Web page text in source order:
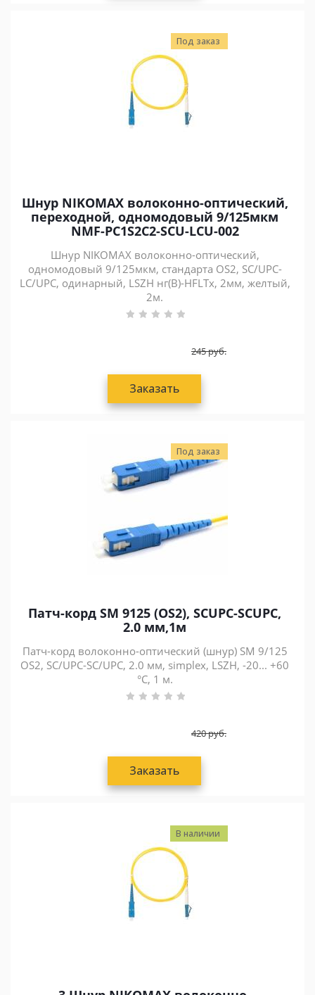
Под заказ
Шнур NIKOMAX волоконно-оптический,
переходной, одномодовый 9/125мкм
NMF-PC1S2C2-SCU-LCU-002
Шнур NIKOMAX волоконно-оптический,
одномодовый 9/125мкм, стандарта OS2, SC/UPC-
LC/UPC, одинарный, LSZH нг(В)-HFLTx, 2мм, желтый,
2м.
245руб.
Заказать
Под заказ
Патч-корд SM 9125 (OS2), SCUPC-SCUPC,
2.0 мм,1м
Патч-корд волоконно-оптический (шнур) SM 9/125
OS2, SC/UPC-SC/UPC, 2.0 мм, simplex, LSZH, -20... +60
°C, 1 м.
420руб.
Заказать
В наличии